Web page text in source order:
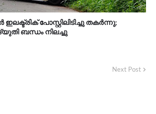
ഇലക്ട്രിക് പോസ്റ്റിലിടിച്ചു തകർന്നു;
ബന്ധം നിലച്ചു
Next Post